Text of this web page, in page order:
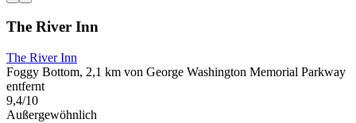
The River Inn
The River Inn
Foggy Bottom, 2,1 km von George Washington Memorial Parkway
entfernt
9,4/10
Außergewöhnlich